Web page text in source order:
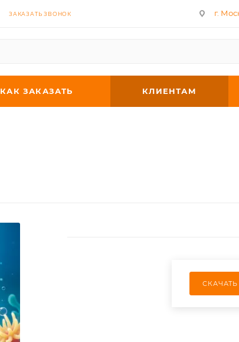
ЗАКАЗАТЬ ЗВОНОК г.
КАК ЗАКАЗАТЬ КЛИЕНТАМ